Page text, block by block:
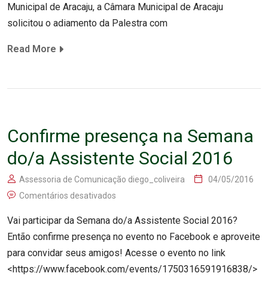
Municipal de Aracaju, a Câmara Municipal de Aracaju
solicitou o adiamento da Palestra com
Read More
Confirme presença na Semana
do/a Assistente Social 2016
Assessoria de Comunicação diego_coliveira
04/05/2016
Comentários desativados
Vai participar da Semana do/a Assistente Social 2016?
Então confirme presença no evento no Facebook e aproveite
para convidar seus amigos! Acesse o evento no link
<https://www.facebook.com/events/1750316591916838/>